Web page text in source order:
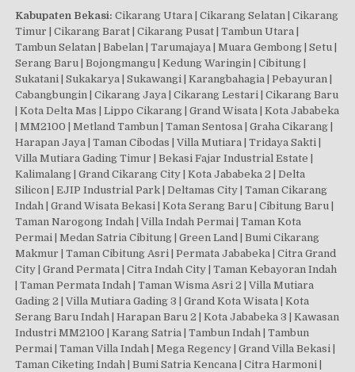
Kabupaten Bekasi: Cikarang Utara | Cikarang Selatan | Cikarang
Timur | Cikarang Barat | Cikarang Pusat | Tambun Utara |
Tambun Selatan | Babelan | Tarumajaya | Muara Gembong | Setu |
Serang Baru | Bojongmangu | Kedung Waringin | Cibitung |
Sukatani | Sukakarya | Sukawangi | Karangbahagia | Pebayuran |
Cabangbungin | Cikarang Jaya | Cikarang Lestari | Cikarang Baru
| Kota Delta Mas | Lippo Cikarang | Grand Wisata | Kota Jababeka
| MM2100 | Metland Tambun | Taman Sentosa | Graha Cikarang |
Harapan Jaya | Taman Cibodas | Villa Mutiara | Tridaya Sakti |
Villa Mutiara Gading Timur | Bekasi Fajar Industrial Estate |
Kalimalang | Grand Cikarang City | Kota Jababeka 2 | Delta
Silicon | EJIP Industrial Park | Deltamas City | Taman Cikarang
Indah | Grand Wisata Bekasi | Kota Serang Baru | Cibitung Baru |
Taman Narogong Indah | Villa Indah Permai | Taman Kota
Permai | Medan Satria Cibitung | Green Land | Bumi Cikarang
Makmur | Taman Cibitung Asri | Permata Jababeka | Citra Grand
City | Grand Permata | Citra Indah City | Taman Kebayoran Indah
| Taman Permata Indah | Taman Wisma Asri 2 | Villa Mutiara
Gading 2 | Villa Mutiara Gading 3 | Grand Kota Wisata | Kota
Serang Baru Indah | Harapan Baru 2 | Kota Jababeka 3 | Kawasan
Industri MM2100 | Karang Satria | Tambun Indah | Tambun
Permai | Taman Villa Indah | Mega Regency | Grand Villa Bekasi |
Taman Ciketing Indah | Bumi Satria Kencana | Citra Harmoni |